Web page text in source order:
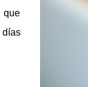
que
días